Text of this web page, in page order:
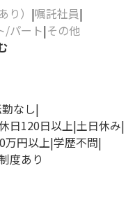
）
嘱託社員
/パート その他
なし
日120日以上 土日休み
万円以上 学歴不問
度あり